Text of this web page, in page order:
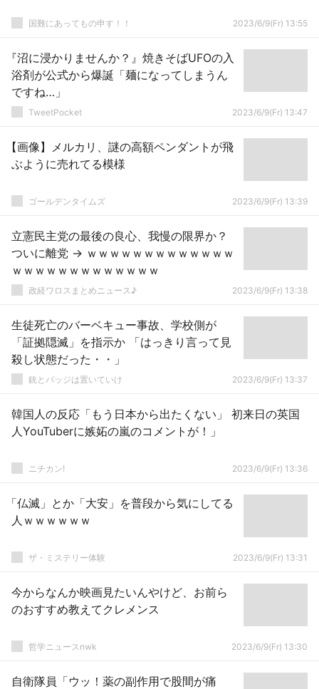
国難にあってもの申す！！ 2023/6/9(Fr) 13:55
『沼に浸かりませんか？』焼きそばUFOの入
浴剤が公式から爆誕「麺になってしまうん
ですね…」
TweetPocket 2023/6/9(Fr) 13:47
【画像】メルカリ、謎の高額ペンダントが飛
ぶように売れてる模様
ゴールデンタイムズ 2023/6/9(Fr) 13:39
立憲民主党の最後の良心、我慢の限界か？
ついに離党 → ｗｗｗｗｗｗｗｗｗｗｗｗｗ
ｗｗｗｗｗｗｗｗｗｗｗｗｗ
政経ワロスまとめニュース♪ 2023/6/9(Fr) 13:38
生徒死亡のバーベキュー事故、学校側が
「証拠隠滅」を指示か 「はっきり言って見
殺し状態だった・・」
銃とバッジは置いていけ 2023/6/9(Fr) 13:37
韓国人の反応「もう日本から出たくない」 初来日の英国
人YouTuberに嫉妬の嵐のコメントが！」
ニチカン! 2023/6/9(Fr) 13:36
「仏滅」とか「大安」を普段から気にしてる
人ｗｗｗｗｗｗ
ザ・ミステリー体験 2023/6/9(Fr) 13:31
今からなんか映画見たいんやけど、お前ら
のおすすめ教えてクレメンス
哲学ニュースnwk 2023/6/9(Fr) 13:30
自衛隊員「ウッ！薬の副作用で股間が痛